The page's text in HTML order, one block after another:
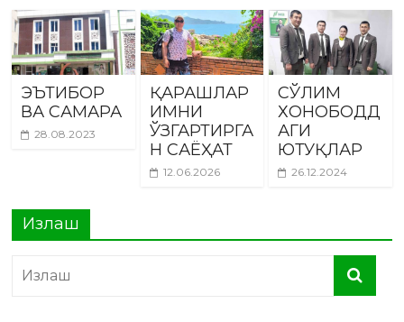
ЭЪТИБОР
ВА САМАРА
28.08.2023
ҚАРАШЛАР
ИМНИ
ЎЗГАРТИРГА
Н САЁҲАТ
12.06.2026
СЎЛИМ
ХОНОБОДД
АГИ
ЮТУҚЛАР
26.12.2024
Излаш